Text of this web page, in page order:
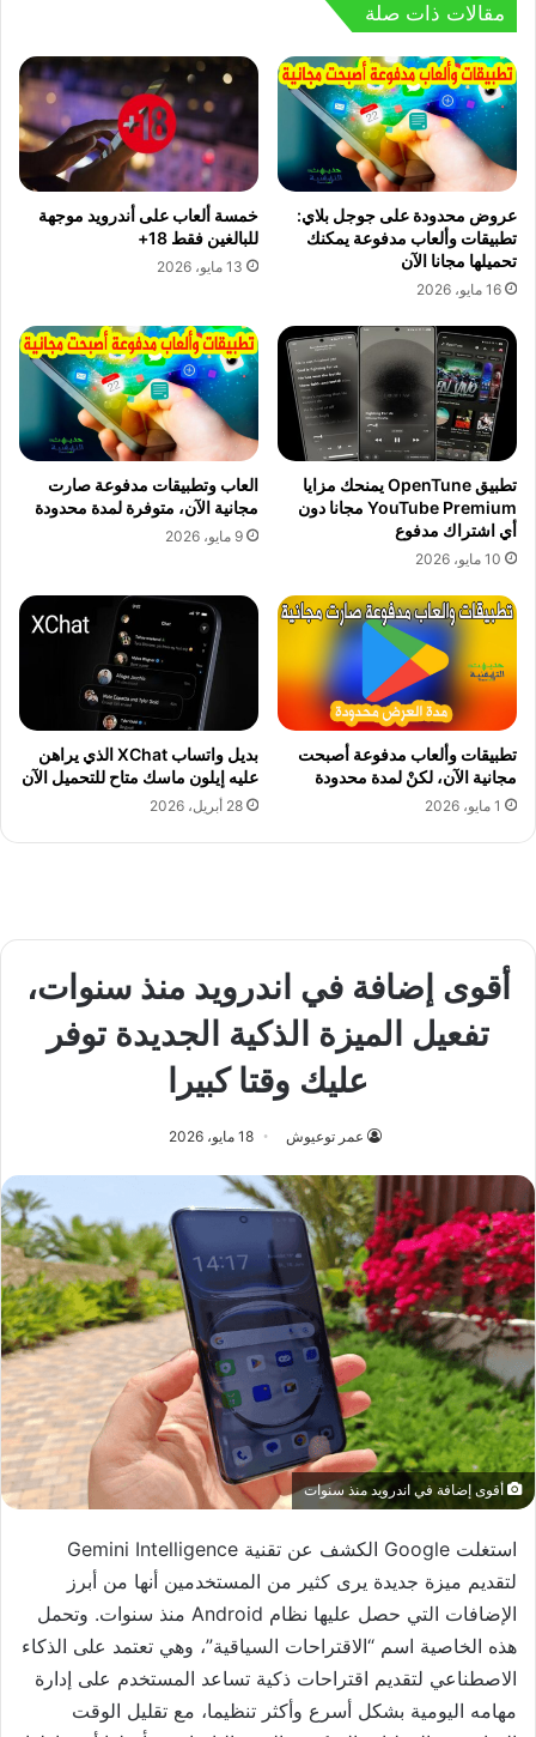
مقالات ذات صلة
عروض محدودة على جوجل بلاي:
تطبيقات وألعاب مدفوعة يمكنك
تحميلها مجانا الآن
16 مايو، 2026
خمسة ألعاب على أندرويد موجهة
للبالغين فقط 18+
13 مايو، 2026
تطبيق OpenTune يمنحك مزايا
YouTube Premium مجانا دون
أي اشتراك مدفوع
10 مايو، 2026
العاب وتطبيقات مدفوعة صارت
مجانية الآن، متوفرة لمدة محدودة
9 مايو، 2026
تطبيقات وألعاب مدفوعة أصبحت
مجانية الآن، لكنْ لمدة محدودة
1 مايو، 2026
بديل واتساب XChat الذي يراهن
عليه إيلون ماسك متاح للتحميل الآن
28 أبريل، 2026